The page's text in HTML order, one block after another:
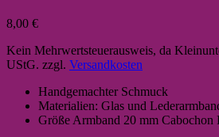
8,00 €
Kein Mehrwertsteuerausweis, da
UStG. zzgl. Versandkosten
Handgemachter Schmuck
Materialien: Glas und
Größe Armband 20 mm Cabochon